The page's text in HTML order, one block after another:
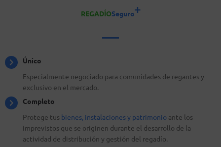
REGADÍOSeguro+
Único
Especialmente negociado para comunidades de regantes y
exclusivo en el mercado.
Completo
Protege tus bienes, instalaciones y patrimonio ante los
imprevistos que se originen durante el desarrollo de la
actividad de distribución y gestión del regadío.